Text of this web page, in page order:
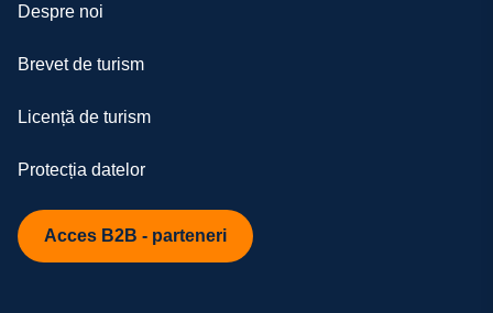
Despre noi
Brevet de turism
Licență de turism
Protecția datelor
Acces B2B - parteneri